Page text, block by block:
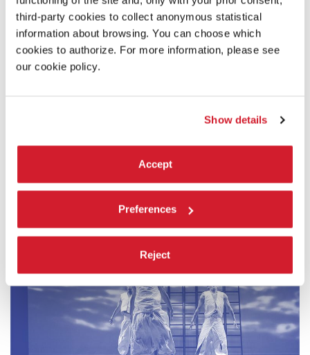
third-party cookies to collect anonymous statistical
information about browsing. You can choose which
cookies to authorize. For more information, please see
our cookie policy.
Show details
Accept
Preferences
Reject
PAROLE - MEMORIA - VUOTO